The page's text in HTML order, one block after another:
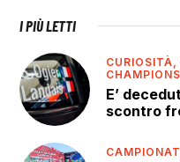
I PIÙ LETTI
E’
scontro